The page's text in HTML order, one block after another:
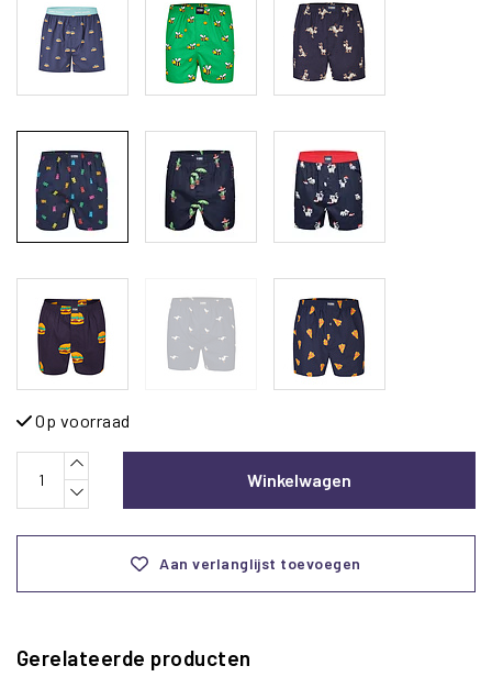
Op voorraad
Winkelwagen
Aan verlanglijst toevoegen
Gerelateerde producten